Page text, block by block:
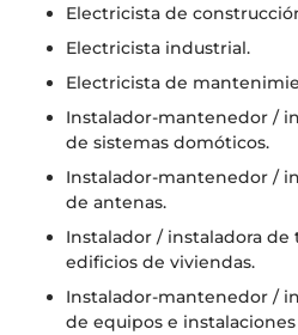
Electricista de
Electricista industrial.
Electricista de
Instalador-mantenedor /
de sistemas domóticos.
Instalador-mantenedor /
de antenas.
Instalador / instaladora
edificios de viviendas.
Instalador-mantenedor /
de equipos e